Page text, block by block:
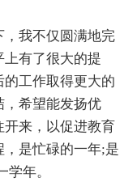
我不仅圆满地完
有了很大的提
工作取得更大的
，希望能发扬优
来，以促进教育
是忙碌的一年;是
年。